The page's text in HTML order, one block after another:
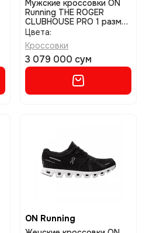
Мужские кроссовки ON
Running THE ROGER
CLUBHOUSE PRO 1 размер
42
Цвета:
Кроссовки
3 079 000 сум
ON Running